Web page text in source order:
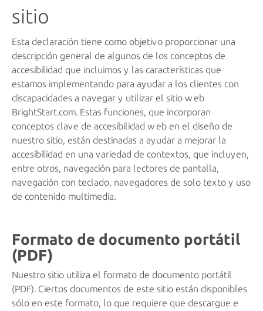
sitio
Esta declaración tiene como objetivo proporcionar una
descripción general de algunos de los conceptos de
accesibilidad que incluimos y las características que
estamos implementando para ayudar a los clientes con
discapacidades a navegar y utilizar el sitio web
BrightStart.com. Estas funciones, que incorporan
conceptos clave de accesibilidad web en el diseño de
nuestro sitio, están destinadas a ayudar a mejorar la
accesibilidad en una variedad de contextos, que incluyen,
entre otros, navegación para lectores de pantalla,
navegación con teclado, navegadores de solo texto y uso
de contenido multimedia.
Formato de documento portátil
(PDF)
Nuestro sitio utiliza el formato de documento portátil
(PDF). Ciertos documentos de este sitio están disponibles
sólo en este formato, lo que requiere que descargue e